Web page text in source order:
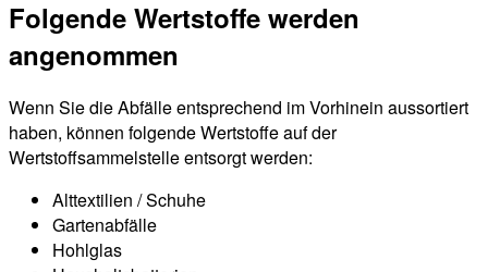
Folgende Wertstoffe werden
angenommen
Wenn Sie die Abfälle entsprechend im Vorhinein aussortiert
haben, können folgende Wertstoffe auf der
Wertstoffsammelstelle entsorgt werden:
Alttextilien / Schuhe
Gartenabfälle
Hohlglas